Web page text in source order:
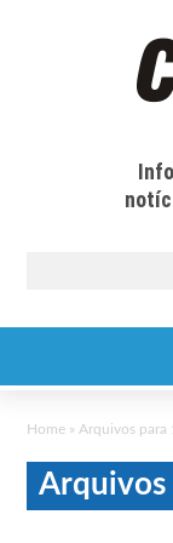
Home » Arquivos